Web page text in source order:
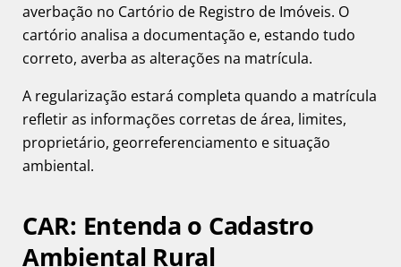
averbação no Cartório de Registro de Imóveis. O
cartório analisa a documentação e, estando tudo
correto, averba as alterações na matrícula.
A regularização estará completa quando a matrícula
refletir as informações corretas de área, limites,
proprietário, georreferenciamento e situação
ambiental.
CAR: Entenda o Cadastro
Ambiental Rural